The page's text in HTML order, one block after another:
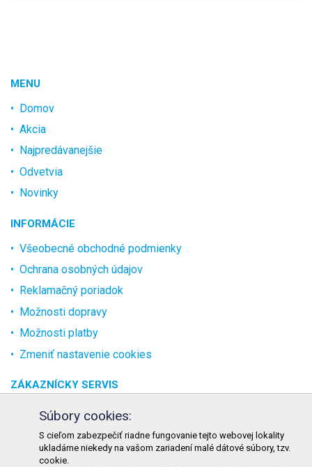
MENU
Domov
Akcia
Najpredávanejšie
Odvetvia
Novinky
INFORMÁCIE
Všeobecné obchodné podmienky
Ochrana osobných údajov
Reklamačný poriadok
Možnosti dopravy
Možnosti platby
Zmeniť nastavenie cookies
ZÁKAZNÍCKY SERVIS
O spoločnosti
Kontakt
Odstúpenie od zmluvy online
Súbory cookies:
S cieľom zabezpečiť riadne fungovanie tejto webovej lokality
ukladáme niekedy na vašom zariadení malé dátové súbory, tzv.
cookie.